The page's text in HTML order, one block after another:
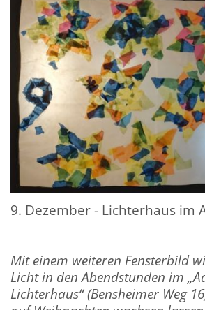
9. Dezember - Lichterhaus im
Mit einem weiteren Fensterbild
Licht in den Abendstunden im
Lichterhaus“ (Bensheimer Weg